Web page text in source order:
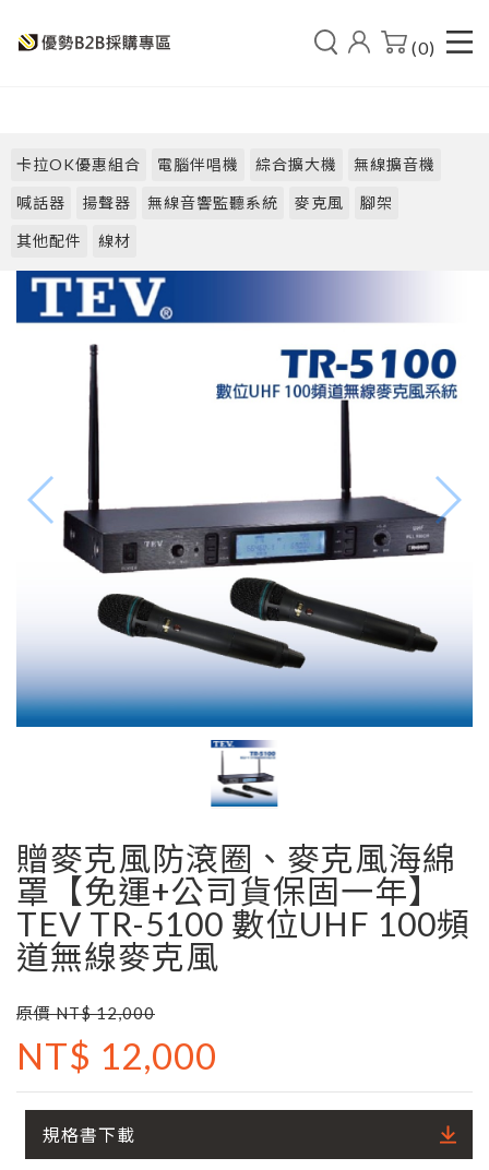
(0)
卡拉OK優惠組合 電腦伴唱機 綜合擴大機 無線擴音機
喊話器 揚聲器 無線音響監聽系統 麥克風 腳架
其他配件 線材
贈麥克風防滾圈、麥克風海綿
罩【免運+公司貨保固一年】
TEV TR-5100 數位UHF 100頻
道無線麥克風
原價 NT$ 12,000
NT$ 12,000
規格書下載